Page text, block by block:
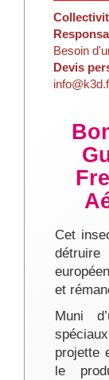
Besoin
Devis
Cet
et
Muni
projette
le